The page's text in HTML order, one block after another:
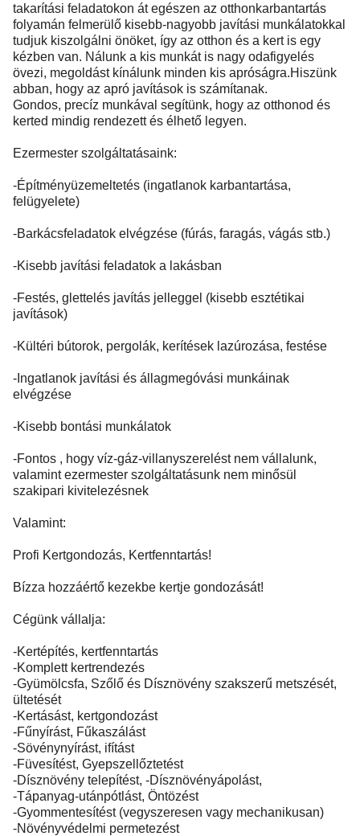
takarítási feladatokon át egészen az otthonkarbantartás
folyamán felmerülő kisebb-nagyobb javítási munkálatokkal
tudjuk kiszolgálni önöket, így az otthon és a kert is egy
kézben van. Nálunk a kis munkát is nagy odafigyelés
övezi, megoldást kínálunk minden kis apróságra.Hiszünk
abban, hogy az apró javítások is számítanak.
Gondos, precíz munkával segítünk, hogy az otthonod és
kerted mindig rendezett és élhető legyen.
Ezermester szolgáltatásaink:
-Építményüzemeltetés (ingatlanok karbantartása,
felügyelete)
-Barkácsfeladatok elvégzése (fúrás, faragás, vágás stb.)
-Kisebb javítási feladatok a lakásban
-Festés, glettelés javítás jelleggel (kisebb esztétikai
javítások)
-Kültéri bútorok, pergolák, kerítések lazúrozása, festése
-Ingatlanok javítási és állagmegóvási munkáinak
elvégzése
-Kisebb bontási munkálatok
-Fontos , hogy víz-gáz-villanyszerelést nem vállalunk,
valamint ezermester szolgáltatásunk nem minősül
szakipari kivitelezésnek
Valamint:
Profi Kertgondozás, Kertfenntartás!
Bízza hozzáértő kezekbe kertje gondozását!
Cégünk vállalja:
-Kertépítés, kertfenntartás
-Komplett kertrendezés
-Gyümölcsfa, Szőlő és Dísznövény szakszerű metszését,
ültetését
-Kertásást, kertgondozást
-Fűnyírást, Fűkaszálást
-Sövénynyírást, ifítást
-Füvesítést, Gyepszellőztetést
-Dísznövény telepítést, -Dísznövényápolást,
-Tápanyag-utánpótlást, Öntözést
-Gyommentesítést (vegyszeresen vagy mechanikusan)
-Növényvédelmi permetezést